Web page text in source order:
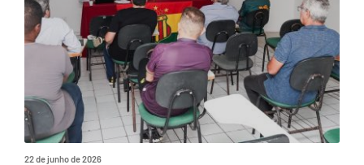
22 de junho de 2026